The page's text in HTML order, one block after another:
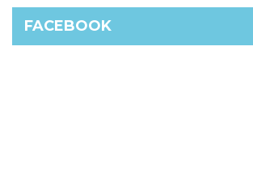
FACEBOOK